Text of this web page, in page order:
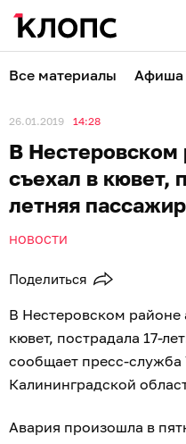
Все материалы Афиша
26.01.2019 14:28
В Нестеровском
съехал в кювет,
летняя
НОВОСТИ
Поделиться
В Нестеровском районе
кювет, пострадала 17-
сообщает пресс-
Калининградской
Авария произошла в